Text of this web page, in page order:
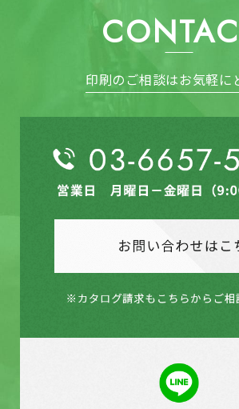
印刷のご相談はお気軽に